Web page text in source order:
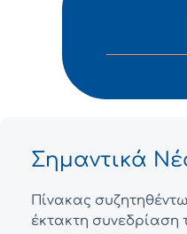
Σημαντικά
Πίνακας
έκτακτη συνεδρίαση